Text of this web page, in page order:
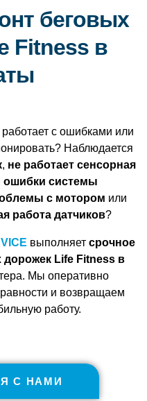
беговых
Fitness в
с ошибками или
Наблюдается
, не работает сенсорная
ошибки системы
с мотором или
работа датчиков?
выполняет срочное
Life Fitness в
Мы оперативно
и возвращаем
работу.
С НАМИ